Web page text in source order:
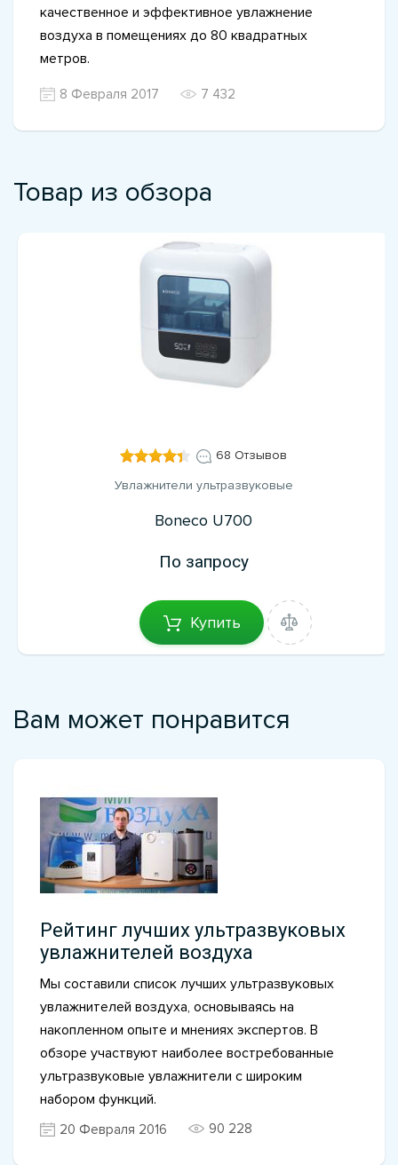
качественное и эффективное увлажнение
воздуха в помещениях до 80 квадратных
метров.
8 Февраля 2017 7 432
Товар из обзора
68 Отзывов
Увлажнители ультразвуковые
Boneco U700
По запросу
Купить
Вам может понравится
Рейтинг лучших ультразвуковых
увлажнителей воздуха
Мы составили список лучших ультразвуковых
увлажнителей воздуха, основываясь на
накопленном опыте и мнениях экспертов. В
обзоре участвуют наиболее востребованные
ультразвуковые увлажнители с широким
набором функций.
20 Февраля 2016 90 228